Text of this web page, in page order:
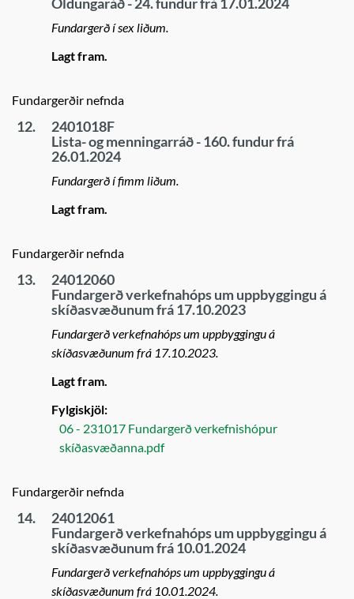
Fundargerð í sex liðum.
Lagt fram.
Fundargerðir nefnda
12.
2401018F
Lista- og menningarráð - 160. fundur frá
26.01.2024
Fundargerð í fimm liðum.
Lagt fram.
Fundargerðir nefnda
13.
24012060
Fundargerð verkefnahóps um uppbyggingu á
skíðasvæðunum frá 17.10.2023
Fundargerð verkefnahóps um uppbyggingu á
skíðasvæðunum frá 17.10.2023.
Lagt fram.
Fylgiskjöl:
06 - 231017 Fundargerð verkefnishópur
skíðasvæðanna.pdf
Fundargerðir nefnda
14.
24012061
Fundargerð verkefnahóps um uppbyggingu á
skíðasvæðunum frá 10.01.2024
Fundargerð verkefnahóps um uppbyggingu á
skíðasvæðunum frá 10.01.2024.